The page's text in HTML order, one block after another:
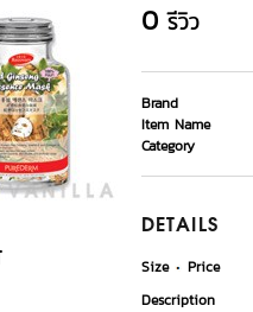
0 รีวิว
Brand
Item Name
Category
DETAILS
Size Price
Description